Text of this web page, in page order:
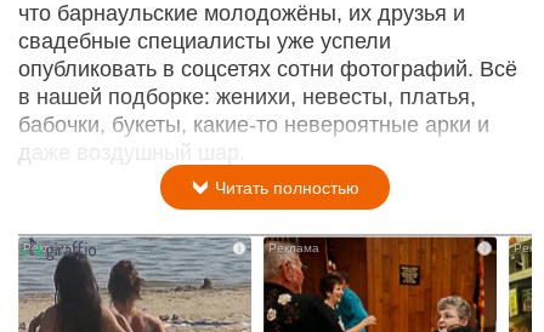
что барнаульские молодожёны, их друзья и
свадебные специалисты уже успели
опубликовать в соцсетях сотни фотографий. Всё
в нашей подборке: женихи, невесты, платья,
бабочки, букеты, какие-то невероятные арки и
даже воздушный шар.
Читать полностью
i i